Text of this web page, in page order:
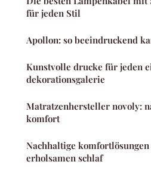
für jeden Stil
Apollon: so beeindruckend
Kunstvolle drucke für jeden
dekorationsgalerie
Matratzenhersteller novoly:
komfort
Nachhaltige
erholsamen schlaf